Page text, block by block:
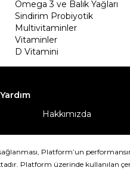
Omega 3 ve Balık Yağları
Sindirim Probiyotik
Multivitaminler
Vitaminler
D Vitamini
Yardım
Hakkımızda